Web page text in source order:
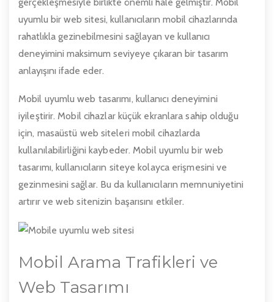
uyumlu bir web sitesi, kullanıcıların mobil cihazlarında
rahatlıkla gezinebilmesini sağlayan ve kullanıcı
deneyimini maksimum seviyeye çıkaran bir tasarım
anlayışını ifade eder.
Mobil uyumlu web tasarımı, kullanıcı deneyimini
iyileştirir. Mobil cihazlar küçük ekranlara sahip olduğu
için, masaüstü web siteleri mobil cihazlarda
kullanılabilirliğini kaybeder. Mobil uyumlu bir web
tasarımı, kullanıcıların siteye kolayca erişmesini ve
gezinmesini sağlar. Bu da kullanıcıların memnuniyetini
artırır ve web sitenizin başarısını etkiler.
Mobil Arama Trafikleri ve
Web Tasarımı